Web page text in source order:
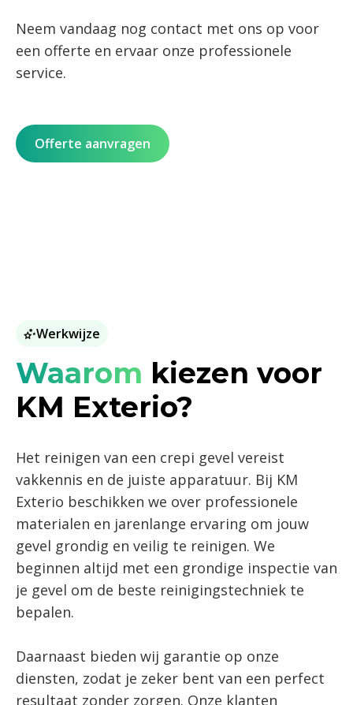
Neem vandaag nog contact met ons op voor
een offerte en ervaar onze professionele
service.
Offerte aanvragen
Werkwijze
Waarom kiezen voor
KM Exterio?
Het reinigen van een crepi gevel vereist
vakkennis en de juiste apparatuur. Bij KM
Exterio beschikken we over professionele
materialen en jarenlange ervaring om jouw
gevel grondig en veilig te reinigen. We
beginnen altijd met een grondige inspectie van
je gevel om de beste reinigingstechniek te
bepalen.
Daarnaast bieden wij garantie op onze
diensten, zodat je zeker bent van een perfect
resultaat zonder zorgen. Onze klanten